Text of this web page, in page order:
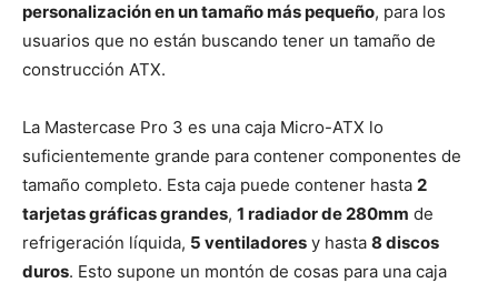
personalización en un tamaño más pequeño, para los
usuarios que no están buscando tener un tamaño de
construcción ATX.
La Mastercase Pro 3 es una caja Micro-ATX lo
suficientemente grande para contener componentes de
tamaño completo. Esta caja puede contener hasta 2
tarjetas gráficas grandes, 1 radiador de 280mm de
refrigeración líquida, 5 ventiladores y hasta 8 discos
duros. Esto supone un montón de cosas para una caja